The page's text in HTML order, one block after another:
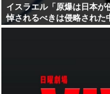
イスラエル「原爆は日本
悼されるべきは侵略された